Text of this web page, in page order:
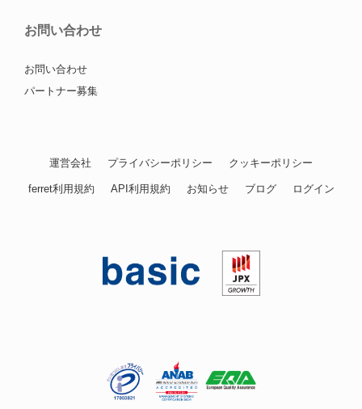
お問い合わせ
お問い合わせ
パートナー募集
運営会社 プライバシーポリシー クッキーポリシー
ferret利用規約 API利用規約 お知らせ ブログ ログイン